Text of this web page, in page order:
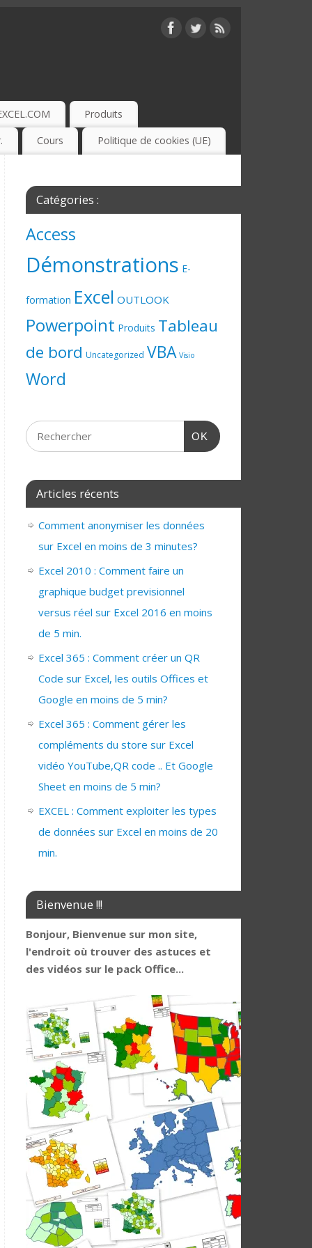
Produits
Cours Politique de cookies (UE)
Catégories :
Access
Démonstrations E-
formation Excel OUTLOOK
Powerpoint Produits Tableau
de bord Uncategorized VBA Visio
Word
OK
Articles récents
Comment anonymiser les données
sur Excel en moins de 3 minutes?
Excel 2010 : Comment faire un
graphique budget previsionnel
versus réel sur Excel 2016 en moins
de 5 min.
Excel 365 : Comment créer un QR
Code sur Excel, les outils Offices et
Google en moins de 5 min?
Excel 365 : Comment gérer les
compléments du store sur Excel
vidéo YouTube,QR code .. Et Google
Sheet en moins de 5 min?
EXCEL : Comment exploiter les types
de données sur Excel en moins de 20
min.
Bienvenue !!!
Bonjour, Bienvenue sur mon site,
l'endroit où trouver des astuces et
des vidéos sur le pack Office...